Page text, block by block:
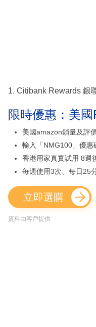
1. Citibank Rewards 銀
限時優惠：美
美國amazon鎖量及評
輸入「NMG100」優惠
香港用家真實試用 8週
每週使用3次、每日25
立即選購
資料由客戶提供